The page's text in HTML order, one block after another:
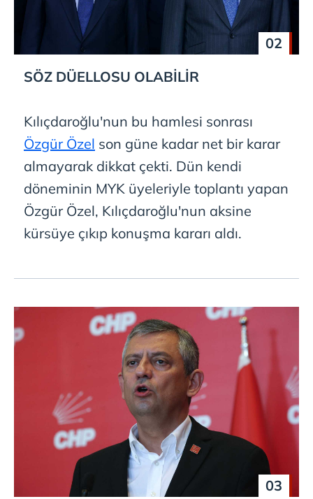
02
SÖZ DÜELLOSU OLABİLİR
Kılıçdaroğlu'nun bu hamlesi sonrası
Özgür Özel son güne kadar net bir karar
almayarak dikkat çekti. Dün kendi
döneminin MYK üyeleriyle toplantı yapan
Özgür Özel, Kılıçdaroğlu'nun aksine
kürsüye çıkıp konuşma kararı aldı.
03